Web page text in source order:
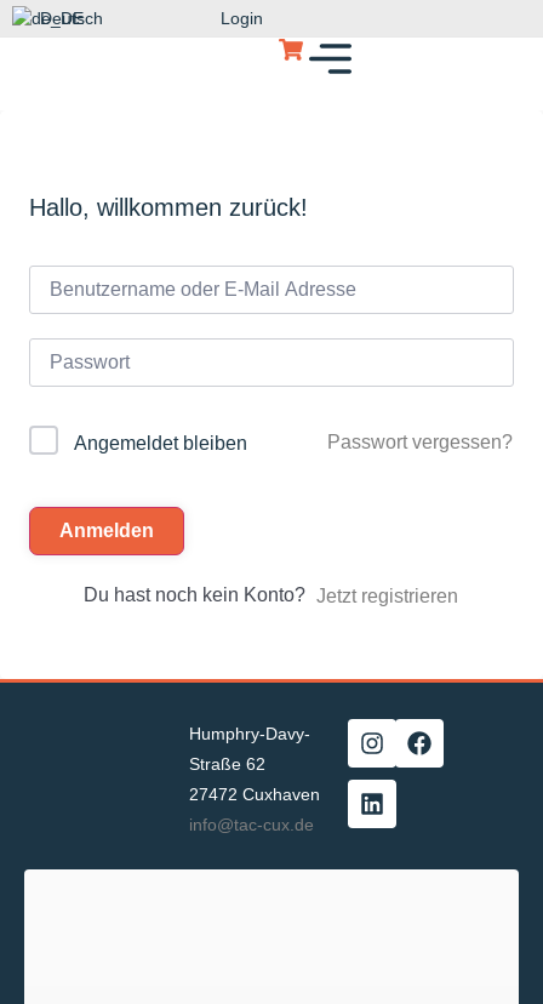
Deutsch Login
Hallo, willkommen zurück!
Angemeldet bleiben Passwort vergessen?
Anmelden
Du hast noch kein Konto? Jetzt registrieren
Humphry-Davy-
Straße 62
27472 Cuxhaven
info@tac-cux.de